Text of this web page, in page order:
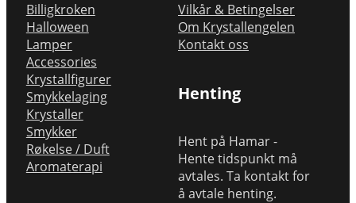
Billigkroken
Halloween
Lamper
Accessories
Krystallfigurer
Smykkelaging
Krystaller
Smykker
Røkelse / Duft
Aromaterapi
Vilkår & Betingelser
Om Krystallengelen
Kontakt oss
Henting
Hent på Hamar -
Hente tidspunkt må
avtales. Ta kontakt for
å avtale henting.